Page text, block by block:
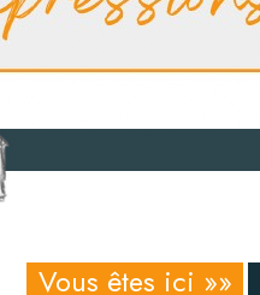
Vous êtes ici »»